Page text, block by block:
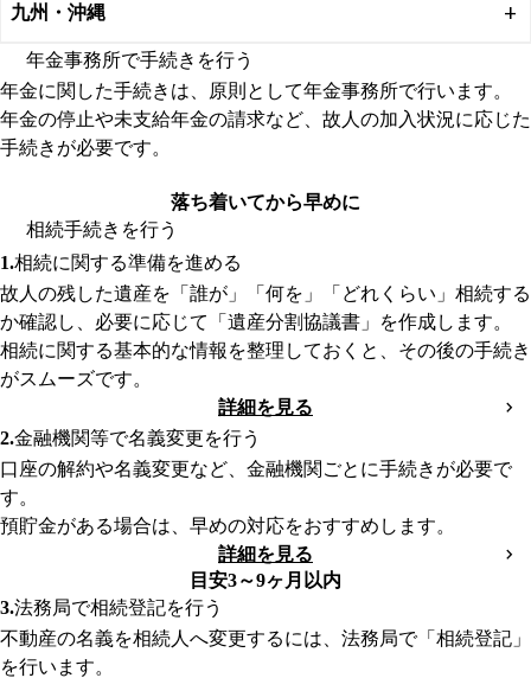
九州・沖縄
年金事務所で手続きを行う
年金に関した手続きは、原則として年金事務所で行います。
年金の停止や未支給年金の請求など、故人の加入状況に応じた
手続きが必要です。
落ち着いてから早めに
相続手続きを行う
相続に関する準備を進める
故人の残した遺産を「誰が」「何を」「どれくらい」相続する
か確認し、必要に応じて「遺産分割協議書」を作成します。
相続に関する基本的な情報を整理しておくと、その後の手続き
がスムーズです。
詳細を見る
金融機関等で名義変更を行う
口座の解約や名義変更など、金融機関ごとに手続きが必要で
す。
預貯金がある場合は、早めの対応をおすすめします。
詳細を見る
目安3～9ヶ月以内
法務局で相続登記を行う
不動産の名義を相続人へ変更するには、法務局で「相続登記」
を行います。